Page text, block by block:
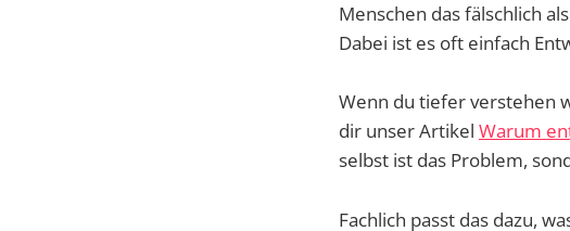
Menschen das fälschlich
Dabei ist es oft einfach
Wenn du tiefer verstehen
dir unser Artikel Warum
selbst ist das Problem,
Fachlich passt das dazu,